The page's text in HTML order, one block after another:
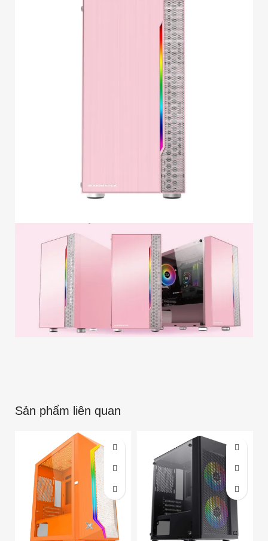
Sản phẩm liên quan